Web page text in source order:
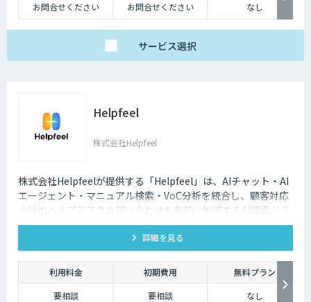
お問合せください
お問合せください なし
サービス選択
Helpfeel
株式会社Helpfeel
株式会社Helpfeelが提供する「Helpfeel」は、AIチャット・AI
エージェント・マニュアル検索・VoC分析を統合し、顧客対応
や社内ヘルプデスクの問い合わせを劇的に削減するAI検索シス
テムです。特許技術と手厚い伴走支援で、誰でも即座に答えを
詳細を見る
利用料金 初期費用
無料プラン
要相談
要相談 なし